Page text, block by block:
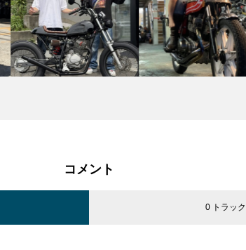
コメント
0 トラッ